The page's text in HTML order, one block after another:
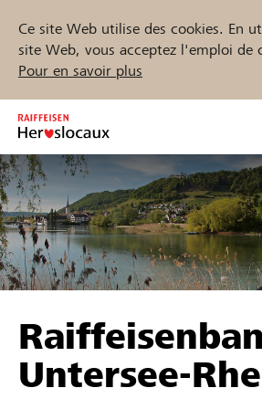
Ce site Web utilise des cookies. En
site Web, vous acceptez l'emploi de
Pour en savoir plus
Inhalt
springen
Parrainer
Soutien & assistance
Trouvez des projets et des
Démarrez
Untersee-